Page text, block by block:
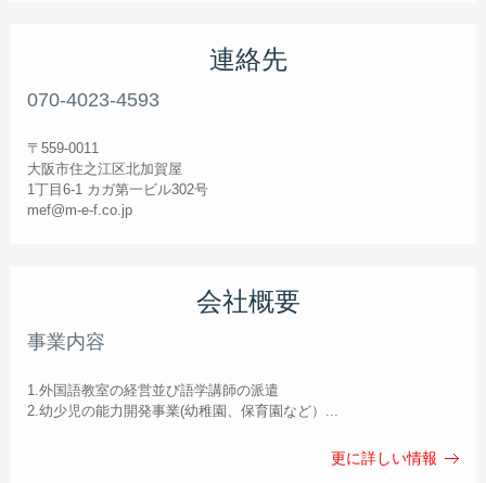
連絡先
070-4023-4593
〒559-0011
大阪市住之江区北加賀屋
1丁目6-1 カガ第一ビル302号
mef@m-e-f.co.jp
会社概要
事業内容
1.外国語教室の経営並び語学講師の派遣
2.幼少児の能力開発事業(幼稚園、保育園など）...
更に詳しい情報